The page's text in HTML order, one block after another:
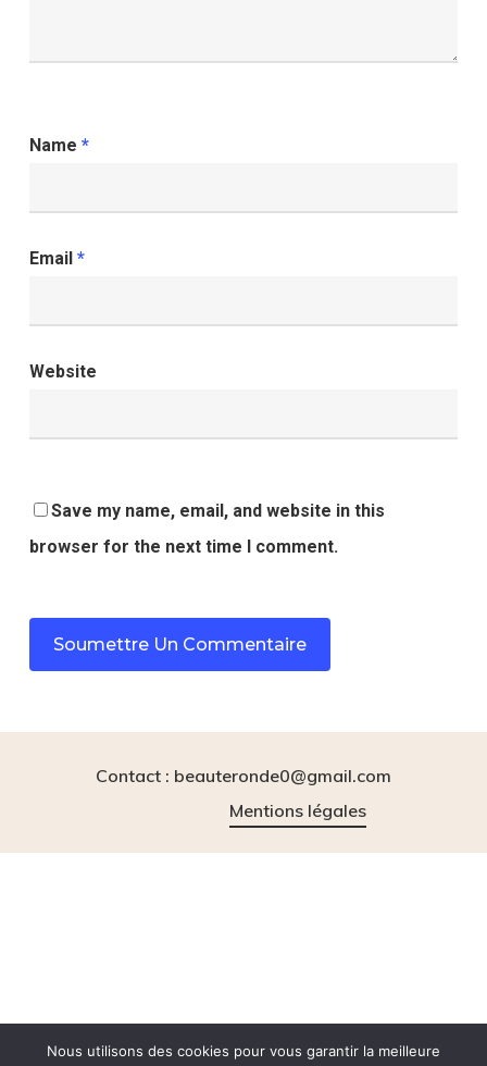
Name *
Email *
Website
Save my name, email, and website in this
browser for the next time I comment.
Contact : beauteronde0@gmail.com
Mentions légales
instagram tiktok
Nous utilisons des cookies pour vous garantir la meilleure